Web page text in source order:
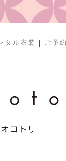
タル衣装 | ご予約
コトリ